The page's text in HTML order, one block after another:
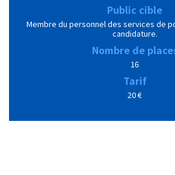
Public cible
Membre du personnel des services de
candidature.
Nombre de
16
Tarif
20 €